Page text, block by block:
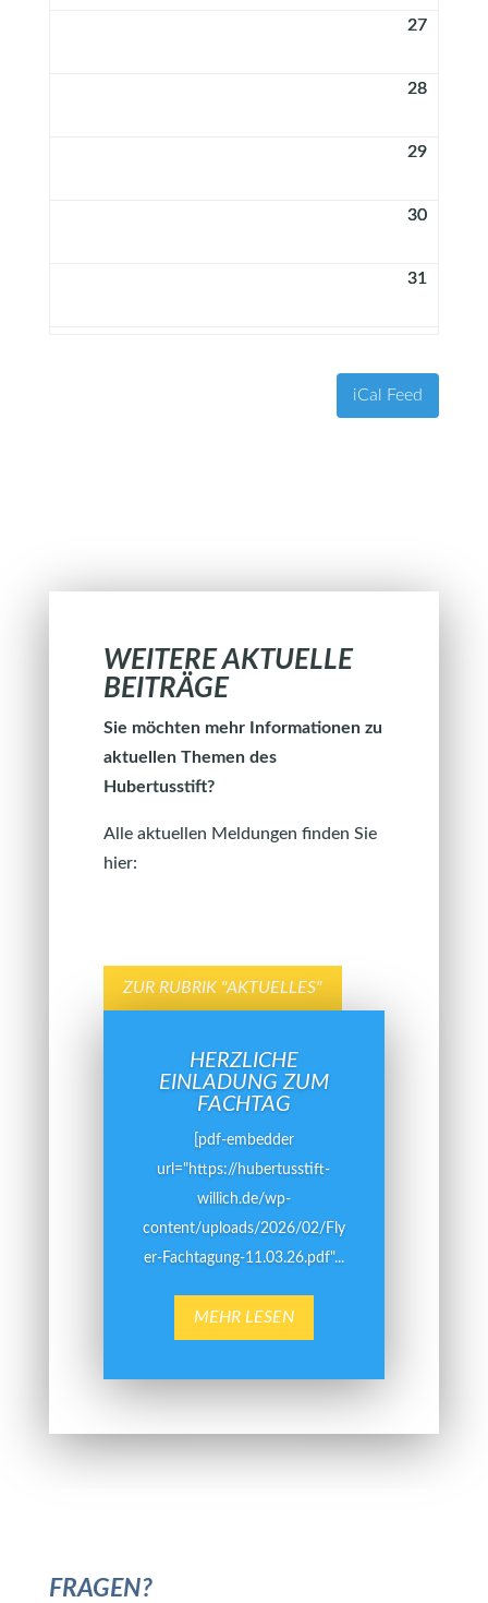
27
28
29
30
31
iCal Feed
WEITERE AKTUELLE
BEITRÄGE
Sie möchten mehr Informationen zu
aktuellen Themen des
Hubertusstift?
Alle aktuellen Meldungen finden Sie
hier:
ZUR RUBRIK "AKTUELLES"
HERZLICHE
EINLADUNG ZUM
FACHTAG
[pdf-embedder
url="https://hubertusstift-
willich.de/wp-
content/uploads/2026/02/Fly
er-Fachtagung-11.03.26.pdf"...
MEHR LESEN
FRAGEN?